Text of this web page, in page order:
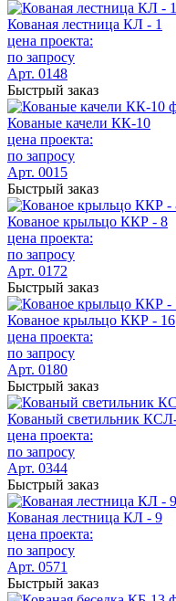
Кованая лестница КЛ - 1
цена проекта:
по запросу
Арт. 0148
Быстрый заказ
Кованые качели КК-10
цена проекта:
по запросу
Арт. 0015
Быстрый заказ
Кованое крыльцо ККР - 8
цена проекта:
по запросу
Арт. 0172
Быстрый заказ
Кованое крыльцо ККР - 16
цена проекта:
по запросу
Арт. 0180
Быстрый заказ
Кованый светильник
цена проекта:
по запросу
Арт. 0344
Быстрый заказ
Кованая лестница КЛ - 9
цена проекта:
по запросу
Арт. 0571
Быстрый заказ